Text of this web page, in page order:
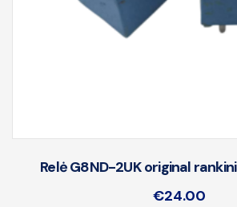
Relė G8ND-2UK original
€24.00